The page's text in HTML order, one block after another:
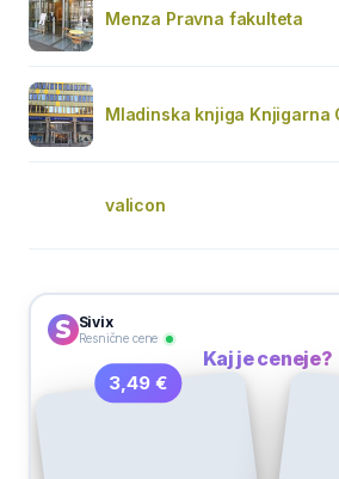
Menza Pravna fakulteta
Mladinska knjiga Knjigarna
valicon
Sivix
Resnične cene
Kaj je ceneje?
3,49 €